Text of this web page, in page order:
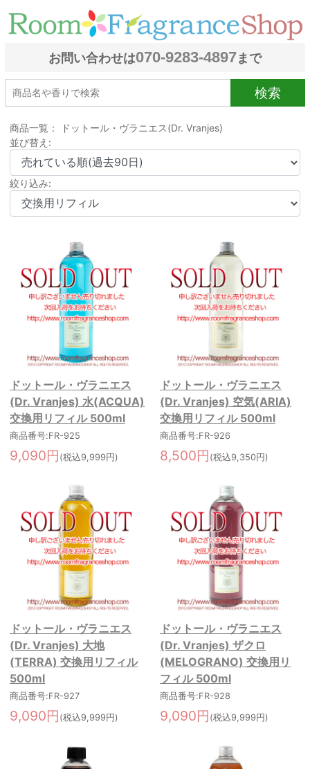
お問い合わせは070-9283-4897まで
検索
商品一覧： ドットール・ヴラニエス(Dr. Vranjes)
並び替え:
絞り込み:
ドットール・ヴラニエス
(Dr. Vranjes) 水(ACQUA)
交換用リフィル 500ml
商品番号:FR-925
9,090円 (税込9,999円)
ドットール・ヴラニエス
(Dr. Vranjes) 空気(ARIA)
交換用リフィル 500ml
商品番号:FR-926
8,500円 (税込9,350円)
ドットール・ヴラニエス
(Dr. Vranjes) 大地
(TERRA) 交換用リフィル
500ml
商品番号:FR-927
9,090円 (税込9,999円)
ドットール・ヴラニエス
(Dr. Vranjes) ザクロ
(MELOGRANO) 交換用リ
フィル 500ml
商品番号:FR-928
9,090円 (税込9,999円)